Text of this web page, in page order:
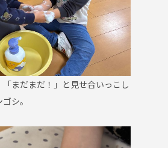
「まだまだ！」と見せ合いっこし
シ。